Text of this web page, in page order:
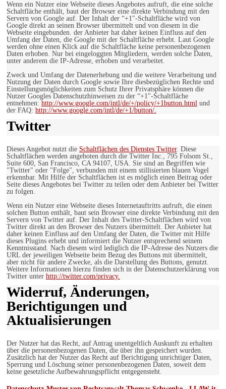
Wenn ein Nutzer eine Webseite dieses Angebotes aufruft, die eine solche
Schaltfläche enthält, baut der Browser eine direkte Verbindung mit den
Servern von Google auf. Der Inhalt der “+1″-Schaltfläche wird von
Google direkt an seinen Browser übermittelt und von diesem in die
Webseite eingebunden. der Anbieter hat daher keinen Einfluss auf den
Umfang der Daten, die Google mit der Schaltfläche erhebt. Laut Google
werden ohne einen Klick auf die Schaltfläche keine personenbezogenen
Daten erhoben. Nur bei eingeloggten Mitgliedern, werden solche Daten,
unter anderem die IP-Adresse, erhoben und verarbeitet.
Zweck und Umfang der Datenerhebung und die weitere Verarbeitung und
Nutzung der Daten durch Google sowie Ihre diesbezüglichen Rechte und
Einstellungsmöglichkeiten zum Schutz Ihrer Privatsphäre können die
Nutzer Googles Datenschutzhinweisen zu der “+1″-Schaltfläche
entnehmen: http://www.google.com/intl/de/+/policy/+1button.html und
der FAQ: http://www.google.com/intl/de/+1/button/.
Twitter
Dieses Angebot nutzt die Schaltflächen des Dienstes Twitter. Diese
Schaltflächen werden angeboten durch die Twitter Inc., 795 Folsom St.,
Suite 600, San Francisco, CA 94107, USA. Sie sind an Begriffen wie
"Twitter" oder "Folge", verbunden mit einem stillisierten blauen Vogel
erkennbar. Mit Hilfe der Schaltflächen ist es möglich einen Beitrag oder
Seite dieses Angebotes bei Twitter zu teilen oder dem Anbieter bei Twitter
zu folgen.
Wenn ein Nutzer eine Webseite dieses Internetauftritts aufruft, die einen
solchen Button enthält, baut sein Browser eine direkte Verbindung mit den
Servern von Twitter auf. Der Inhalt des Twitter-Schaltflächen wird von
Twitter direkt an den Browser des Nutzers übermittelt. Der Anbieter hat
daher keinen Einfluss auf den Umfang der Daten, die Twitter mit Hilfe
dieses Plugins erhebt und informiert die Nutzer entsprechend seinem
Kenntnisstand. Nach diesem wird lediglich die IP-Adresse des Nutzers die
URL der jeweiligen Webseite beim Bezug des Buttons mit übermittelt,
aber nicht für andere Zwecke, als die Darstellung des Buttons, genutzt.
Weitere Informationen hierzu finden sich in der Datenschutzerklärung von
Twitter unter http://twitter.com/privacy.
Widerruf, Änderungen,
Berichtigungen und
Aktualisierungen
Der Nutzer hat das Recht, auf Antrag unentgeltlich Auskunft zu erhalten
über die personenbezogenen Daten, die über ihn gespeichert wurden.
Zusätzlich hat der Nutzer das Recht auf Berichtigung unrichtiger Daten,
Sperrung und Löschung seiner personenbezogenen Daten, soweit dem
keine gesetzliche Aufbewahrungspflicht entgegensteht.